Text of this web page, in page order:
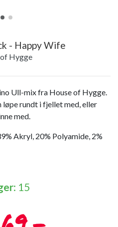
- Happy Wife
Hygge
Ull-mix fra House of Hygge.
rundt i fjellet med, eller
med.
Akryl, 20% Polyamide, 2%
: 15